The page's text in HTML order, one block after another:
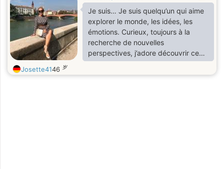
Je suis… Je suis quelqu’un qui aime
explorer le monde, les idées, les
émotions. Curieux, toujours à la
recherche de nouvelles
perspectives, j’adore découvrir ce
qui se cache derrière chaque
conversation. Je n'ai pas peur de
Josette4146 岁